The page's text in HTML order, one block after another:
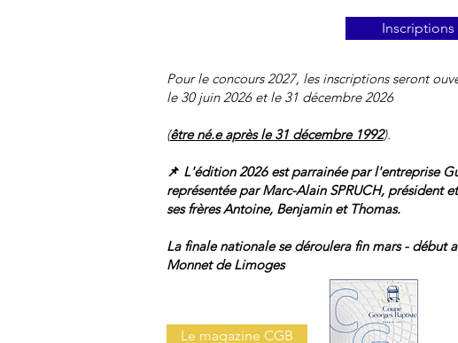
Inscriptions
Pour le concours 2027, les inscriptions seront
le 30 juin 2026 et le 31 décembre 2026
(être né.e après le 31 décembre 1992).
📌 L'édition 2026 estparrainée par l'entreprise
représentéepar Marc-Alain SPRUCH, président
ses frères Antoine, Benjamin et Thomas.
La finale nationale se déroulera fin mars - début
Monnet de Limoges
Le magazine CGB